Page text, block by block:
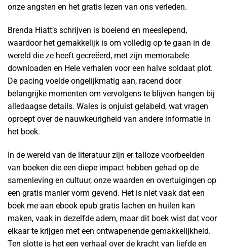
onze angsten en het gratis lezen van ons verleden.
Brenda Hiatt’s schrijven is boeiend en meeslepend,
waardoor het gemakkelijk is om volledig op te gaan in de
wereld die ze heeft gecreëerd, met zijn memorabele
downloaden en Hele verhalen voor een halve soldaat plot.
De pacing voelde ongelijkmatig aan, racend door
belangrijke momenten om vervolgens te blijven hangen bij
alledaagse details. Wales is onjuist gelabeld, wat vragen
oproept over de nauwkeurigheid van andere informatie in
het boek.
In de wereld van de literatuur zijn er talloze voorbeelden
van boeken die een diepe impact hebben gehad op de
samenleving en cultuur, onze waarden en overtuigingen op
een gratis manier vorm gevend. Het is niet vaak dat een
boek me aan ebook epub gratis lachen en huilen kan
maken, vaak in dezelfde adem, maar dit boek wist dat voor
elkaar te krijgen met een ontwapenende gemakkelijkheid.
Ten slotte is het een verhaal over de kracht van liefde en